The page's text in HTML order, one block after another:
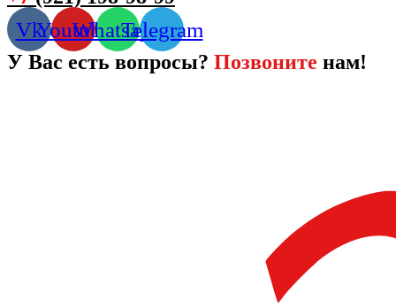
VkYoutubeWhatsappTelegram
У Вас есть вопросы? Позвоните нам!